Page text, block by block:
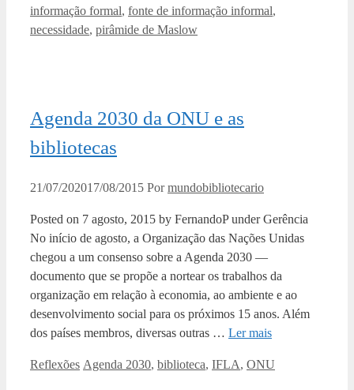
informação formal, fonte de informação informal,
necessidade, pirâmide de Maslow
Agenda 2030 da ONU e as
bibliotecas
21/07/202017/08/2015 Pormundobibliotecario
Posted on 7 agosto, 2015 by FernandoP under Gerência
No início de agosto, a Organização das Nações Unidas
chegou a um consenso sobre a Agenda 2030 —
documento que se propõe a nortear os trabalhos da
organização em relação à economia, ao ambiente e ao
desenvolvimento social para os próximos 15 anos. Além
dos países membros, diversas outras … Ler mais
Categorias
Reflexões Tags
Agenda 2030, biblioteca, IFLA, ONU